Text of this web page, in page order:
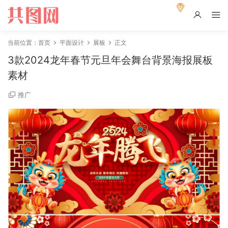
当前位置： 首页 平面设计 展板 正文
3款2024龙年春节元旦年会舞台背景海报展板
素材
推广